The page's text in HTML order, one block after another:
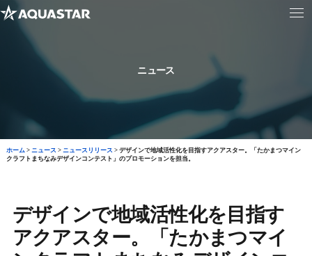
ニュース
ホーム> ニュース > ニュースリリース > デザインで地域活性化を目指すアクアスター。「たかまつマイン
クラフトまちなみデザインコンテスト」のプロモーションを担当。
デザインで地域活性化を目指す
アクアスター。「たかまつマイ